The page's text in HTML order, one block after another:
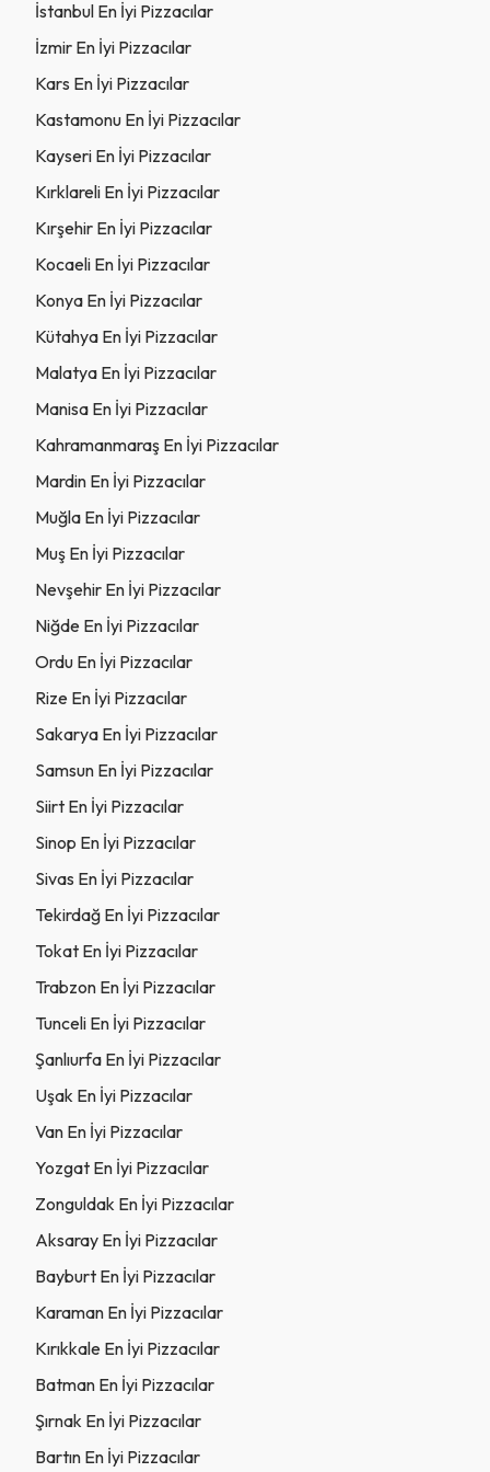
İstanbul En İyi Pizzacılar
İzmir En İyi Pizzacılar
Kars En İyi Pizzacılar
Kastamonu En İyi Pizzacılar
Kayseri En İyi Pizzacılar
Kırklareli En İyi Pizzacılar
Kırşehir En İyi Pizzacılar
Kocaeli En İyi Pizzacılar
Konya En İyi Pizzacılar
Kütahya En İyi Pizzacılar
Malatya En İyi Pizzacılar
Manisa En İyi Pizzacılar
Kahramanmaraş En İyi Pizzacılar
Mardin En İyi Pizzacılar
Muğla En İyi Pizzacılar
Muş En İyi Pizzacılar
Nevşehir En İyi Pizzacılar
Niğde En İyi Pizzacılar
Ordu En İyi Pizzacılar
Rize En İyi Pizzacılar
Sakarya En İyi Pizzacılar
Samsun En İyi Pizzacılar
Siirt En İyi Pizzacılar
Sinop En İyi Pizzacılar
Sivas En İyi Pizzacılar
Tekirdağ En İyi Pizzacılar
Tokat En İyi Pizzacılar
Trabzon En İyi Pizzacılar
Tunceli En İyi Pizzacılar
Şanlıurfa En İyi Pizzacılar
Uşak En İyi Pizzacılar
Van En İyi Pizzacılar
Yozgat En İyi Pizzacılar
Zonguldak En İyi Pizzacılar
Aksaray En İyi Pizzacılar
Bayburt En İyi Pizzacılar
Karaman En İyi Pizzacılar
Kırıkkale En İyi Pizzacılar
Batman En İyi Pizzacılar
Şırnak En İyi Pizzacılar
Bartın En İyi Pizzacılar